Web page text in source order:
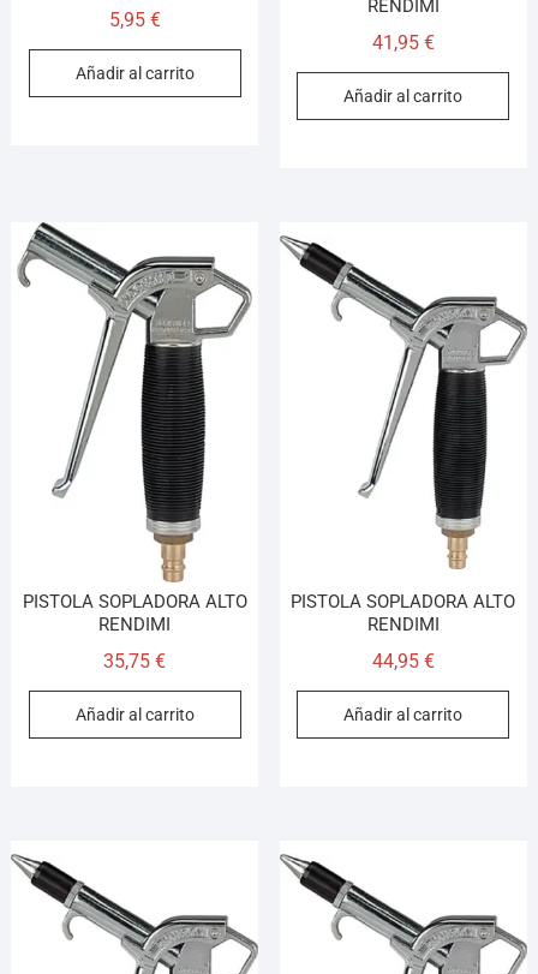
5,95 €
Añadir al carrito
RENDIMI
41,95 €
Añadir al carrito
PISTOLA SOPLADORA ALTO
RENDIMI
35,75€
Añadir al carrito
PISTOLA SOPLADORA ALTO
RENDIMI
44,95 €
Añadir al carrito